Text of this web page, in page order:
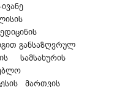
განსაზღვრულ
სამსახურის
მართვის